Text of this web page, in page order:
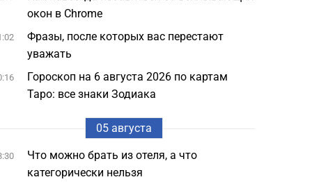
окон в Chrome
Фразы, после которых вас перестают
уважать
Гороскоп на 6 августа 2026 по картам
Таро: все знаки Зодиака
05 августа
Что можно брать из отеля, а что
категорически нельзя